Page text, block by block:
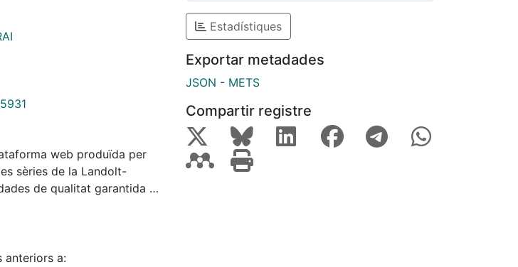
web produïda per
sèries de la Landolt-
de qualitat garantida a
l’enginyeria i la ciència de
anteriors a:
Estadístiques
Exportar metadades
JSON - METS
Compartir registre